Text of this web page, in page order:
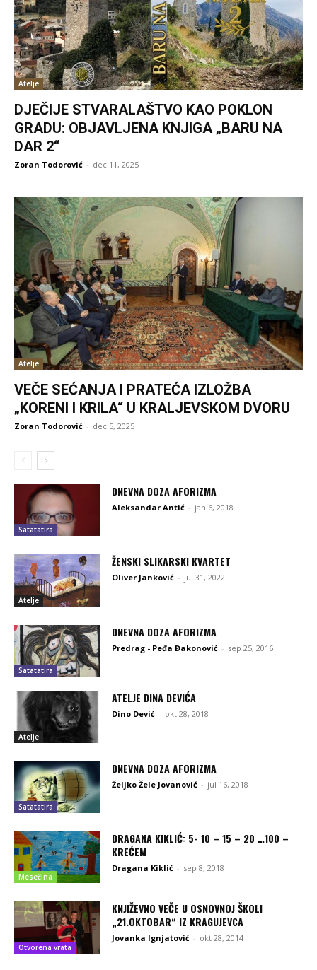
Atelje
DJEČIJE STVARALAŠTVO KAO POKLON
GRADU: OBJAVLJENA KNJIGA „BARU NA
DAR 2“
Zoran Todorović - dec 11, 2025
Atelje
VEČE SEĆANJA I PRATEĆA IZLOŽBA
„KORENI I KRILA“ U KRALJEVSKOM DVORU
Zoran Todorović - dec 5, 2025
Satatatira
DNEVNA DOZA AFORIZMA
Aleksandar Antić - jan 6, 2018
Atelje
ŽENSKI SLIKARSKI KVARTET
Oliver Janković - jul 31, 2022
Satatatira
DNEVNA DOZA AFORIZMA
Predrag - Peđa Đakonović - sep 25, 2016
Atelje
ATELJE DINA DEVIĆA
Dino Dević - okt 28, 2018
Satatatira
DNEVNA DOZA AFORIZMA
Željko Žele Jovanović - jul 16, 2018
Mesečina
DRAGANA KIKLIĆ: 5- 10 – 15 – 20 …100 –
KREĆEM
Dragana Kiklić - sep 8, 2018
Otvorena vrata
KNJIŽEVNO VEČE U OSNOVNOJ ŠKOLI
„21.OKTOBAR“ IZ KRAGUJEVCA
Jovanka Ignjatović - okt 28, 2014